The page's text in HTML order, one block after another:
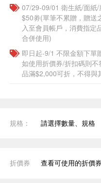
07/29-09/01 衛生紙/面紙
$50劵(單筆不累贈，贈送
入至會員帳戶，消費指定
合併使用)
即日起-9/1 不限金額下單
如使用折價券/折扣碼則
品滿$2,000可折，不得與
規格： 請選擇數量、規格
折價券 查看可使用的折價券